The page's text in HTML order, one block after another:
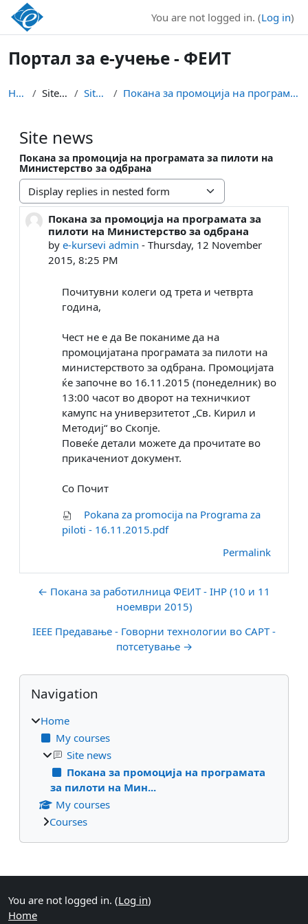
Skip to main content
You are not logged in. (Log in)
Портал за е-учење - ФЕИТ
Home Site pages Site news Покана за промоција на програмата за пилоти на Мин...
Site news
Покана за промоција на програмата за пилоти на
Министерство за одбрана
Display mode
Покана за промоција на програмата за
пилоти на Министерство за одбрана
bye-kursevi admin -Thursday, 12 November
2015, 8:25 PM
Number of replies: 0
Почитувни колеги од трета и четврта
година,
Чест не е да Ве поканиме да на
промоцијатана програмата за пилоти на
министерството за одбрана. Промоцијата
ќе започне во 16.11.2015 (понеделник) во
13:00 часот во дворот на техничкиот
камупс на универзитетот „Св. Кирил и
Методиј“ во Скопје.
Повеќе детали можете да прочитате во
прикачениот документ.
Со Почит
Pokana za promocija na Programa za
piloti - 16.11.2015.pdf
Permalink
← Покана за работилница ФЕИТ - IHP (10 и 11
ноември 2015)
IEEE Предавање - Говорни технологии во CAPT -
потсетување →
Blocks
Skip Navigation
Navigation
Home
My courses
Site news
Покана за промоција на програмата
за пилоти на Мин...
My courses
Courses
Supplementary blocks
You are not logged in. (Log in)
Home